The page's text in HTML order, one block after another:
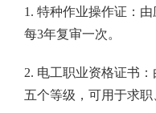
1. 特种作业操作证：
每3年复审一次。
2. 电工职业资格证书
五个等级，可用于求职